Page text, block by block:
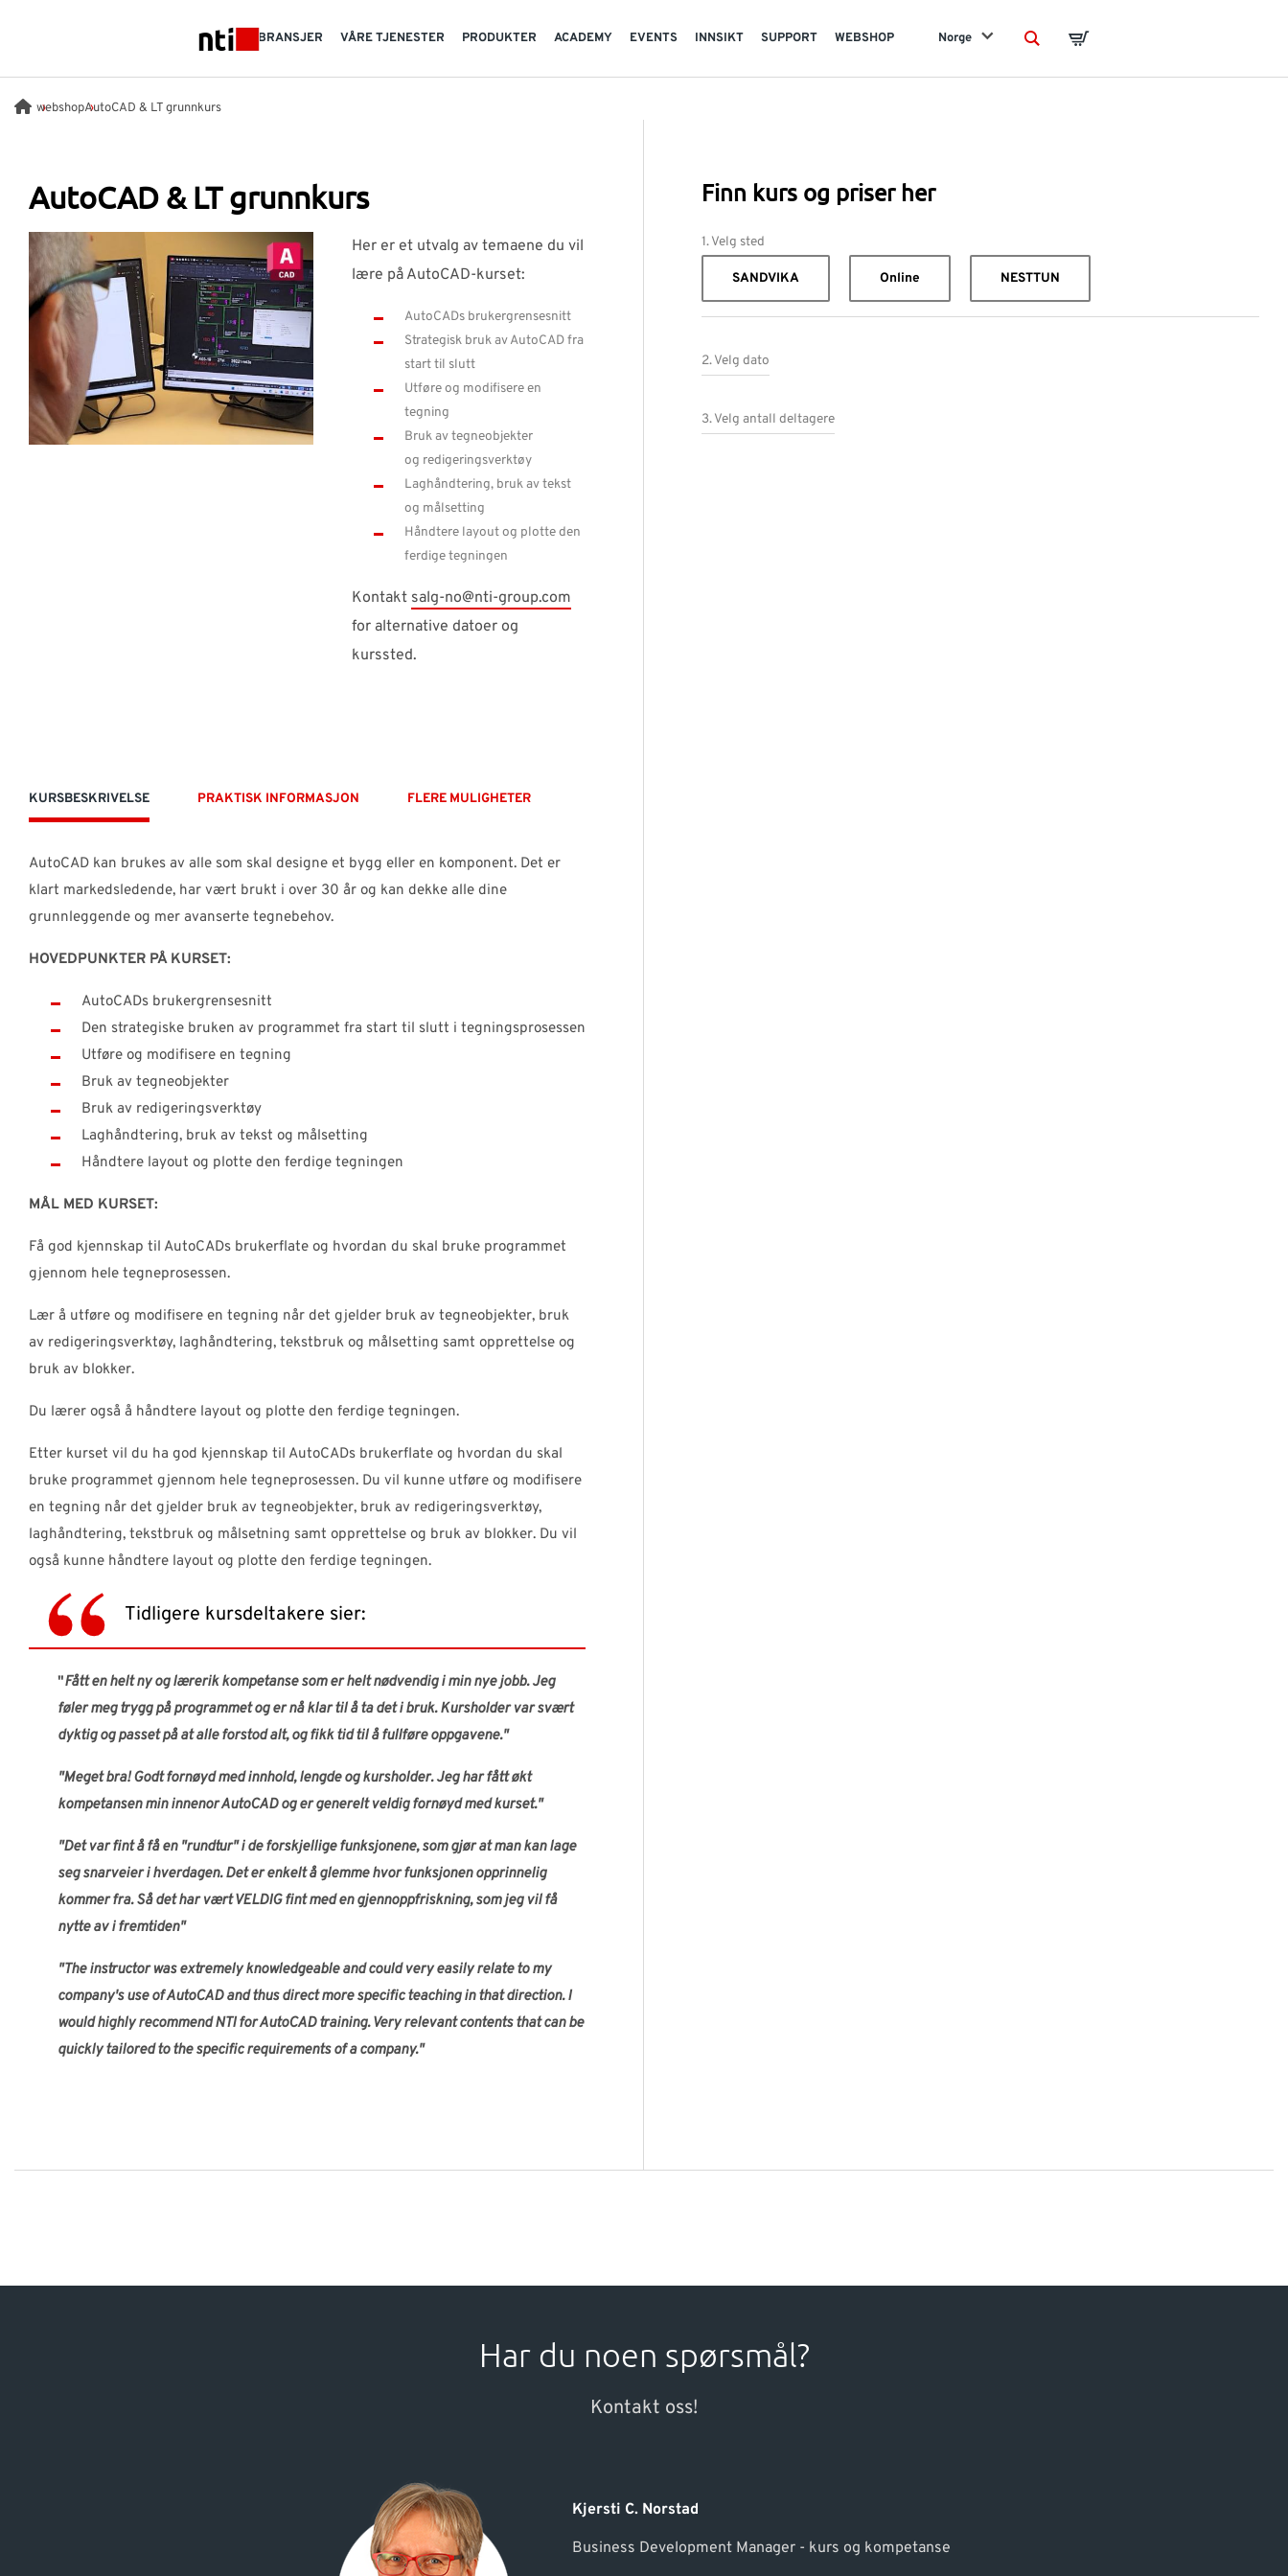
NTI logo
BRANSJER VÅRE TJENESTER PRODUKTER ACADEMY EVENTS INNSIKT SUPPORT WEBSHOP Norge
SearchBasket
webshopAutoCAD & LT grunnkurs
AutoCAD & LT grunnkurs
Her er et utvalg av temaene du vil
lære på AutoCAD-kurset:
AutoCADs brukergrensesnitt
Strategisk bruk av AutoCAD fra
start til slutt
Utføre og modifisere en
tegning
Bruk av tegneobjekter
og redigeringsverktøy
Laghåndtering, bruk av tekst
og målsetting
Håndtere layout og plotte den
ferdige tegningen
Kontakt salg-no@nti-group.com
for alternative datoer og
kurssted.
KURSBESKRIVELSE PRAKTISK INFORMASJON FLERE MULIGHETER
AutoCAD kan brukes av alle som skal designe et bygg eller en komponent. Det er
klart markedsledende, har vært brukt i over 30 år og kan dekke alle dine
grunnleggende og mer avanserte tegnebehov.
HOVEDPUNKTER PÅ KURSET:
AutoCADs brukergrensesnitt
Den strategiske bruken av programmet fra start til slutt i tegningsprosessen
Utføre og modifisere en tegning
Bruk av tegneobjekter
Bruk av redigeringsverktøy
Laghåndtering, bruk av tekst og målsetting
Håndtere layout og plotte den ferdige tegningen
MÅL MED KURSET:
Få god kjennskap til AutoCADs brukerflate og hvordan du skal bruke programmet
gjennom hele tegneprosessen.
Lær å utføre og modifisere en tegning når det gjelder bruk av tegneobjekter, bruk
av redigeringsverktøy, laghåndtering, tekstbruk og målsetting samt opprettelse og
bruk av blokker.
Du lærer også å håndtere layout og plotte den ferdige tegningen.
Etter kurset vil du ha god kjennskap til AutoCADs brukerflate og hvordan du skal
bruke programmet gjennom hele tegneprosessen. Du vil kunne utføre og modifisere
en tegning når det gjelder bruk av tegneobjekter, bruk av redigeringsverktøy,
laghåndtering, tekstbruk og målsetning samt opprettelse og bruk av blokker. Du vil
også kunne håndtere layout og plotte den ferdige tegningen.
Tidligere kursdeltakere sier:
"Fått en helt ny og lærerik kompetanse som er helt nødvendig i min nye jobb. Jeg
føler meg trygg på programmet og er nå klar til å ta det i bruk. Kursholder var svært
dyktig og passet på at alle forstod alt, og fikk tid til å fullføre oppgavene."
"Meget bra! Godt fornøyd med innhold, lengde og kursholder. Jeg har fått økt
kompetansen min innenor AutoCAD og er generelt veldig fornøyd med kurset."
"Det var fint å få en "rundtur" i de forskjellige funksjonene, som gjør at man kan lage
seg snarveier i hverdagen. Det er enkelt å glemme hvor funksjonen opprinnelig
kommer fra. Så det har vært VELDIG fint med en gjennoppfriskning, som jeg vil få
nytte av i fremtiden"
"The instructor was extremely knowledgeable and could very easily relate to my
company's use of AutoCAD and thus direct more specific teaching in that direction. I
would highly recommend NTI for AutoCAD training. Very relevant contents that can be
quickly tailored to the specific requirements of a company."
Finn kurs og priser her
1. Velg sted
SANDVIKA Online NESTTUN
2. Velg dato
3. Velg antall deltagere
Har du noen spørsmål?
Kontakt oss!
Kjersti C. Norstad
Business Development Manager - kurs og kompetanse